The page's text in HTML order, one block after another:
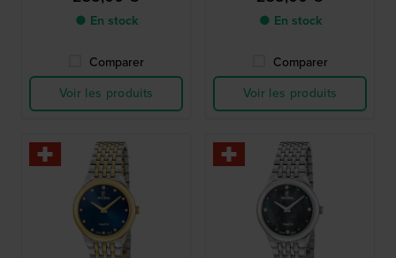
● En stock
Comparer
Voir les produits
● En stock
Comparer
Voir les produits